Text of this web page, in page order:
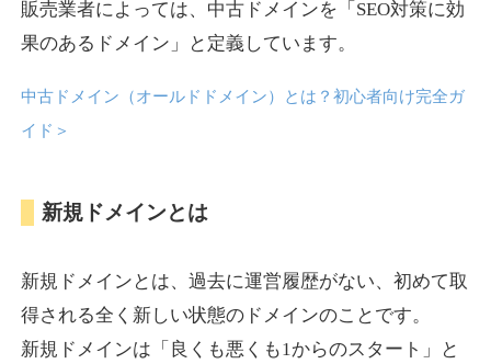
詳細を見る
3,300円 入札 2件
詳細を見る
anipani.jp
DA 37 外部リンク数
販売業者によっては、中古ドメインを「SEO対策に効
果のあるドメイン」と定義しています。
中古ドメイン（オールドドメイン）とは？初心者向け完全ガ
イド ＞
新規ドメインとは
新規ドメインとは、過去に運営履歴がない、初めて取
得される全く新しい状態のドメインのことです。
新規ドメインは「良くも悪くも1からのスタート」と